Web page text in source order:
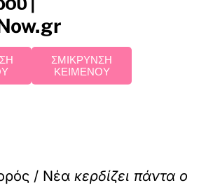
ΣΜΙΚΡΥΝΣΗ
ΚΕΙΜΕΝΟΥ
/ Νέακερδίζει πάντα ο